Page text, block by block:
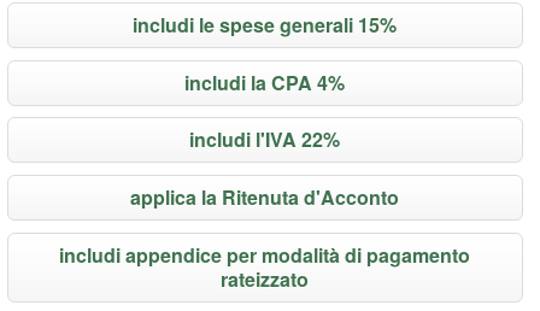
includi le spese generali 15%
includi la CPA 4%
includi l'IVA 22%
applica la Ritenuta d'Acconto
includi appendice per modalità di pagamento
rateizzato